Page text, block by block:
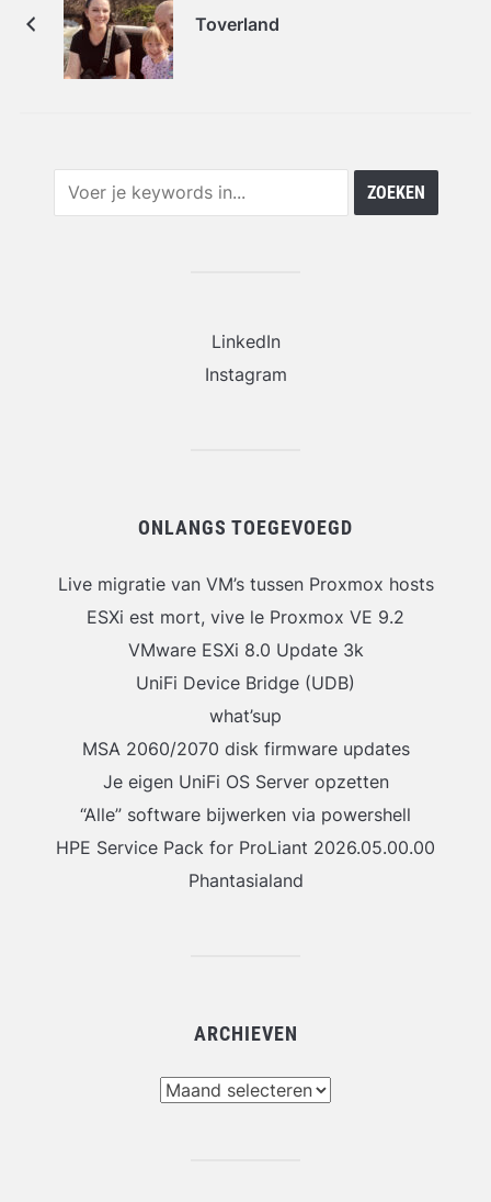
Toverland
LinkedIn
Instagram
ONLANGS TOEGEVOEGD
Live migratie van VM’s tussen Proxmox hosts
ESXi est mort, vive le Proxmox VE 9.2
VMware ESXi 8.0 Update 3k
UniFi Device Bridge (UDB)
what’sup
MSA 2060/2070 disk firmware updates
Je eigen UniFi OS Server opzetten
“Alle” software bijwerken via powershell
HPE Service Pack for ProLiant 2026.05.00.00
Phantasialand
ARCHIEVEN